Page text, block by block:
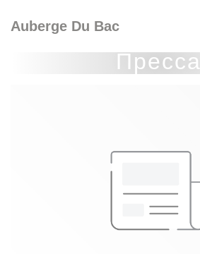
Auberge Du Bac
Пресса